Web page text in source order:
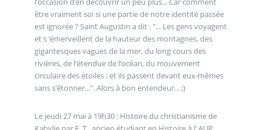
être vraiment soi si une partie de notre identité passée
est ignorée ? Saint Augustin a dit : "... Les gens voyagent
et s ‘émerveillent de la hauteur des montagnes, des
gigantesques vagues de la mer, du long cours des
rivières, de l’étendue de l’océan, du mouvement
circulaire des étoiles : et ils passent devant eux-mêmes
sans s’étonner...". Alors à bon entendeur... ;)
Le jeudi 27 mai à 19h30 : Histoire du christianisme de